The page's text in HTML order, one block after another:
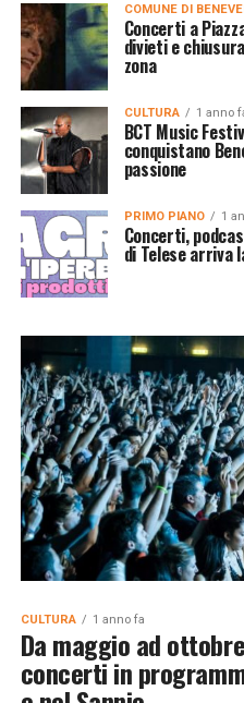
COMUNE DI
Concerti a
divieti e
zona
CULTURA 1 anno
BCT Music
conquistano
passione
PRIMO PIANO 1
Concerti,
di Telese arriva
CULTURA 1 anno fa
Da maggio ad
concerti in